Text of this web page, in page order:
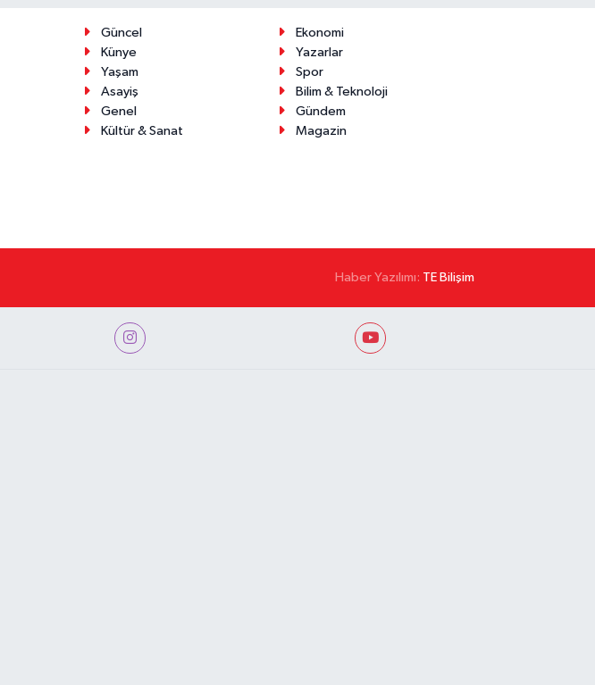
Güncel
Ekonomi
Künye
Yazarlar
Yaşam
Spor
Asayiş
Bilim & Teknoloji
Genel
Gündem
Kültür & Sanat
Magazin
Haber Yazılımı: TE Bilişim